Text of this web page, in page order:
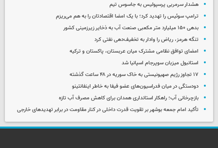
هشدار سرمربی پرسپولیس به جاسوس تیم
ترامپ سوئیس را تهدید کرد؛ با یک امضا اقتصادتان را به هم می‌ریزم
بدهی ۱۵۰ میلیارد متر مکعبی صنعت آب به ذخایر زیرزمینی کشور
تنگه هرمز، ریاض را وادار به تخفیف‌دهی نفتی کرد
امضای توافق نظامی مشترک میان عربستان، پاکستان و ترکیه
استانبول میزبان سوپرجام اسپانیا شد
۱۷ تجاوز رژیم صهیونیستی به خاک سوریه در ۴۸ ساعت گذشته
دودستگی در میان فدراسیون‌های عضو فیفا به خاطر اینفانتینو
بازچرخانی آب؛ راهکار استانداری همدان برای کاهش مصرف آب تازه
تأکید امام جمعه بوشهر بر تقویت قدرت داخلی در کنار مقاومت در برابر تهدیدهای خارجی